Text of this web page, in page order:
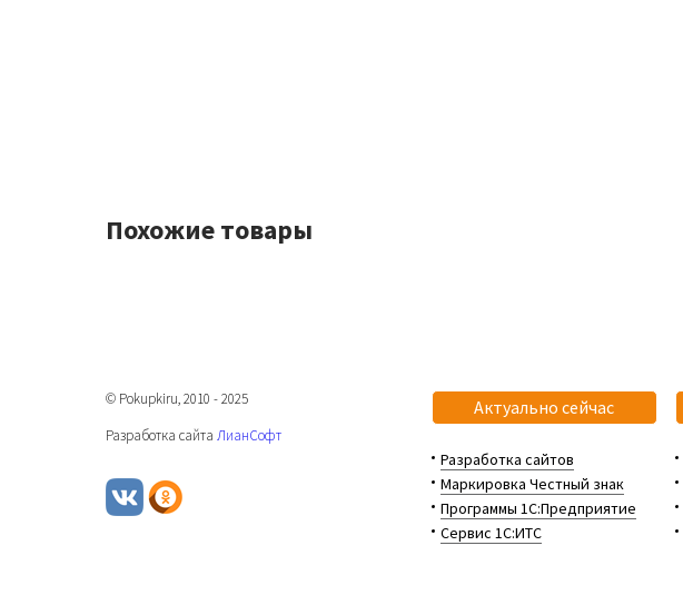
Похожие товары
Актуально сейчас
Разработка сайтов
Маркировка Честный знак
Программы 1С:Предприятие
Сервис 1С:ИТС
© Pokupkiru, 2010 - 2025
Разработка сайта ЛианСофт